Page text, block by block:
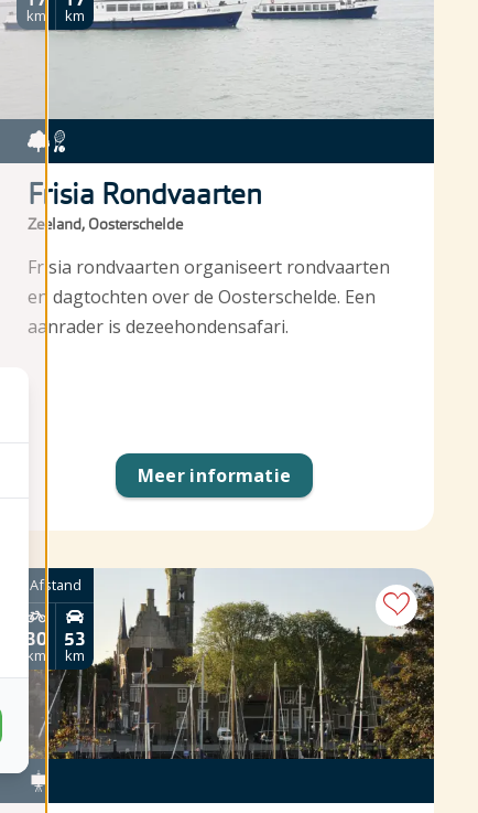
Afstand
53
km
30
km
km
km
Frisia Rondvaarten
Zeeland, Oosterschelde
Frisia rondvaarten organiseert rondvaarten
en dagtochten over de Oosterschelde. Een
aanrader is dezeehondensafari.
Meer informatie